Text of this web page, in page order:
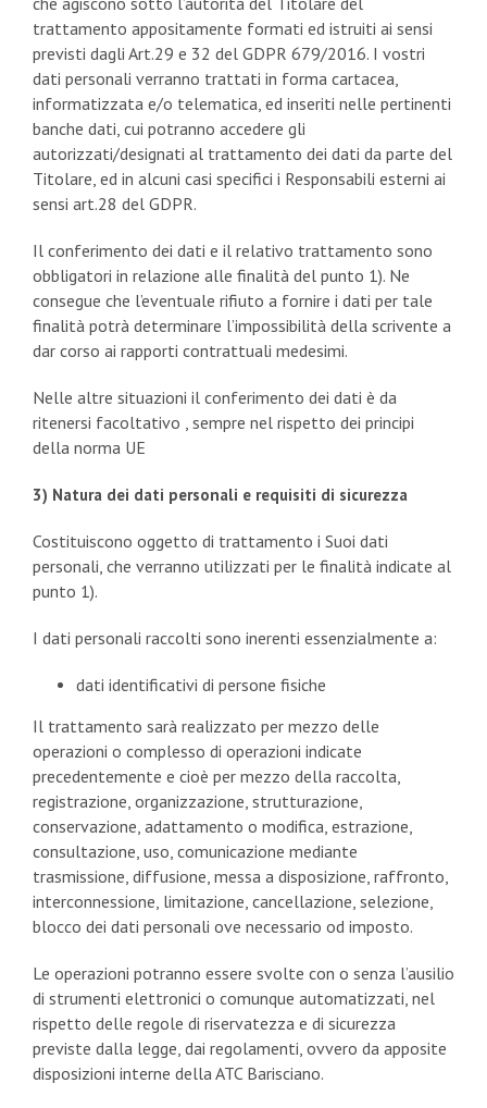
trattamento appositamente formati ed istruiti ai sensi
previsti dagli Art.29 e 32 del GDPR 679/2016. I vostri
dati personali verranno trattati in forma cartacea,
informatizzata e/o telematica, ed inseriti nelle pertinenti
banche dati, cui potranno accedere gli
autorizzati/designati al trattamento dei dati da parte del
Titolare, ed in alcuni casi specifici i Responsabili esterni ai
sensi art.28 del GDPR.
Il conferimento dei dati e il relativo trattamento sono
obbligatori in relazione alle finalità del punto 1). Ne
consegue che l’eventuale rifiuto a fornire i dati per tale
finalità potrà determinare l’impossibilità della scrivente a
dar corso ai rapporti contrattuali medesimi.
Nelle altre situazioni il conferimento dei dati è da
ritenersi facoltativo , sempre nel rispetto dei principi
della norma UE
3) Natura dei dati personali e requisiti di sicurezza
Costituiscono oggetto di trattamento i Suoi dati
personali, che verranno utilizzati per le finalità indicate al
punto 1).
I dati personali raccolti sono inerenti essenzialmente a:
dati identificativi di persone fisiche
Il trattamento sarà realizzato per mezzo delle
operazioni o complesso di operazioni indicate
precedentemente e cioè per mezzo della raccolta,
registrazione, organizzazione, strutturazione,
conservazione, adattamento o modifica, estrazione,
consultazione, uso, comunicazione mediante
trasmissione, diffusione, messa a disposizione, raffronto,
interconnessione, limitazione, cancellazione, selezione,
blocco dei dati personali ove necessario od imposto.
Le operazioni potranno essere svolte con o senza l’ausilio
di strumenti elettronici o comunque automatizzati, nel
rispetto delle regole di riservatezza e di sicurezza
previste dalla legge, dai regolamenti, ovvero da apposite
disposizioni interne della ATC Barisciano.